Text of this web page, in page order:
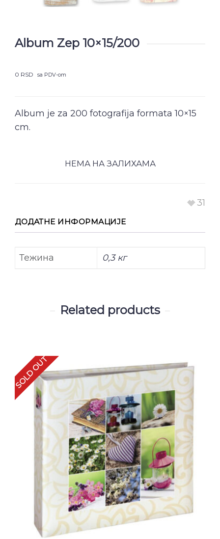
Album Zep 10×15/200
0 RSD sa PDV-om
Album je za 200 fotografija formata 10×15
cm.
НЕМА НА ЗАЛИХАМА
31
ДОДАТНЕ ИНФОРМАЦИЈЕ
Тежина 0,3 кг
Related products
SOLD OUT